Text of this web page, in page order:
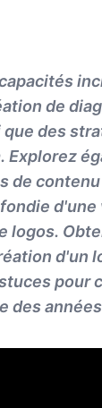
de
des
Explorez
de
d'une
logos.
d'un
pour
des